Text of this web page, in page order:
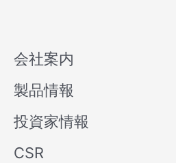
会社案内
製品情報
投資家情報
CSR